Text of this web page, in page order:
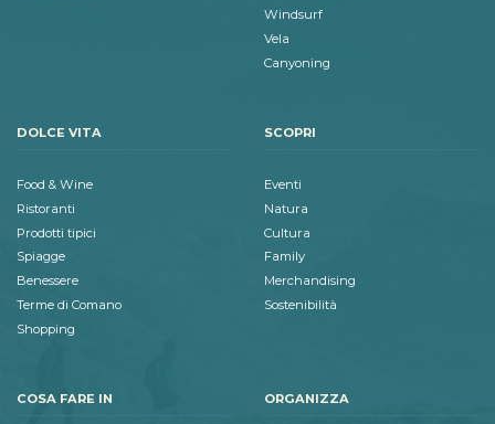
Windsurf
Vela
Canyoning
DOLCE VITA
Food & Wine
Ristoranti
Prodotti tipici
Spiagge
Benessere
Terme di Comano
Shopping
SCOPRI
Eventi
Natura
Cultura
Family
Merchandising
Sostenibilità
COSA FARE IN ORGANIZZA